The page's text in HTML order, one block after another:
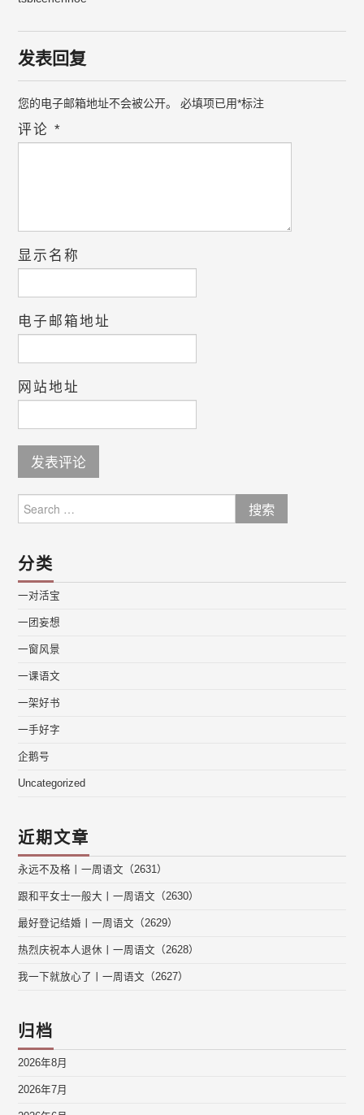
发表回复
您的电子邮箱地址不会被公开。 必填项已用*标注
评论*
显示名称
电子邮箱地址
网站地址
for:
分类
一对活宝
一团妄想
一窗风景
一课语文
一架好书
一手好字
企鹅号
Uncategorized
近期文章
永远不及格丨一周语文（2631）
跟和平女士一般大丨一周语文（2630）
最好登记结婚丨一周语文（2629）
热烈庆祝本人退休丨一周语文（2628）
我一下就放心了丨一周语文（2627）
归档
2026年8月
2026年7月